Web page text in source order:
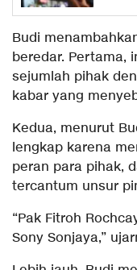
Budi
beredar. Pertama,
sejumlah pihak
kabar yang
Kedua, menurut
lengkap karena
peran para pihak,
tercantum unsur
“Pak Fitroh
Sony Sonjaya,”